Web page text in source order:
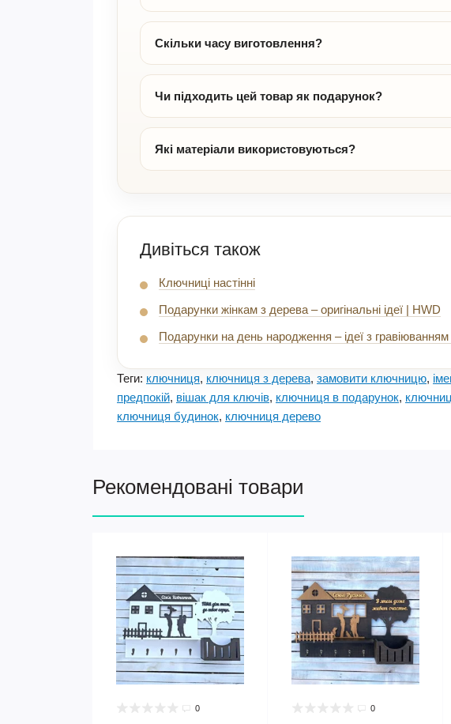
Скільки часу виготовлення?
Чи підходить цей товар як подарунок?
Які матеріали використовуються?
Дивіться також
Ключниці настінні
Подарунки жінкам з дерева – оригінальні ідеї | HWD
Подарунки на день народження – ідеї з
Теги: ключниця, ключниця з дерева, замовити ключницю,
предпокій, вішак для ключів, ключниця в подарунок,
ключниця будинок, ключниця дерево
Рекомендовані товари
0 0